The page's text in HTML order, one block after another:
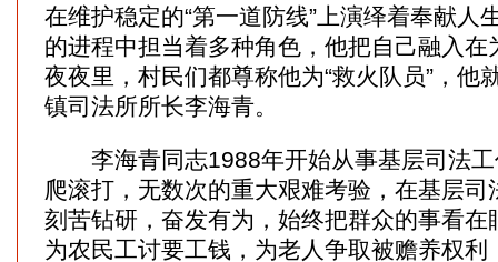
在维护稳定的“第一道防线”上演绎着奉献人
的进程中担当着多种角色，他把自己融入在
夜夜里，村民们都尊称他为“救火队员”，他
镇司法所所长李海青。
李海青同志1988年开始从事基层司法工
爬滚打，无数次的重大艰难考验，在基层司
刻苦钻研，奋发有为，始终把群众的事看在
为农民工讨要工钱，为老人争取被赡养权利